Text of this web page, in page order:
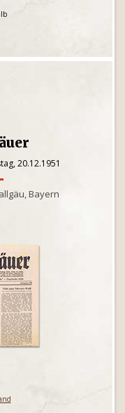
20.12.1951
Bayern